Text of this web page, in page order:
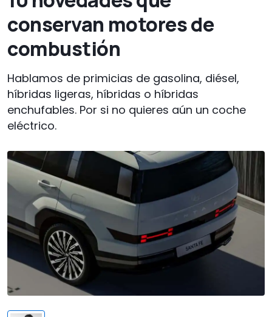
conservan motores de
combustión
Hablamos de primicias de gasolina, diésel,
híbridas ligeras, híbridas o híbridas
enchufables. Por si no quieres aún un coche
eléctrico.